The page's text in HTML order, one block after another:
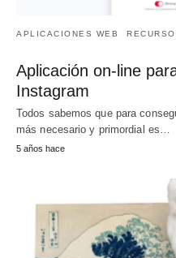
APLICACIONES WEB
Aplicación on-line
Instagram
Todos sabemos que para
más necesario y primordial es…
5 años hace